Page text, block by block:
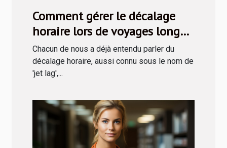
Comment gérer le décalage
horaire lors de voyages longue
distance
Chacun de nous a déjà entendu parler du
décalage horaire, aussi connu sous le nom de
'jet lag',...